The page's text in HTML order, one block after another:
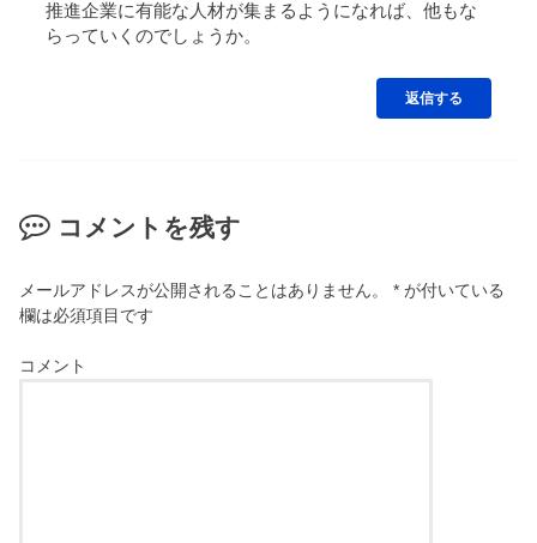
推進企業に有能な人材が集まるようになれば、他もな
らっていくのでしょうか。
返信する
コメントを残す
メールアドレスが公開されることはありません。 * が付いている
欄は必須項目です
コメント